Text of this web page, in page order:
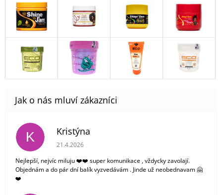
K Kristýna
Hodnocení obchodu je 5 z 5 hvězdiček.
21.4.2026
Nejlepší, nejvíc miluju ❤️❤️ super komunikace , vždycky zavolají.
Objednám a do pár dní balík vyzvedávám . Jinde už neobednavam 🤗
❤️